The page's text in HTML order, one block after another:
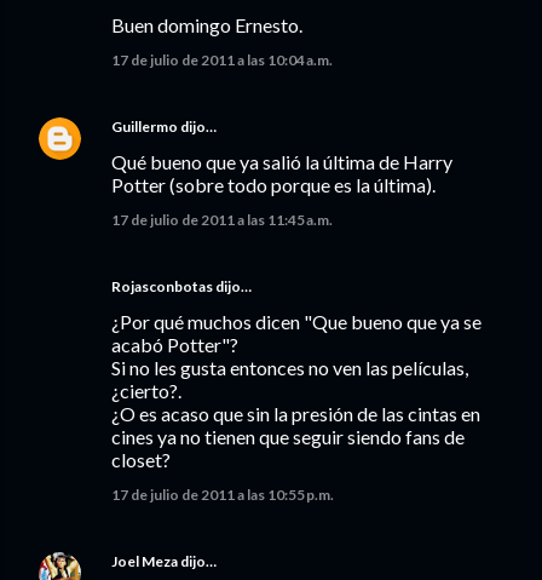
Buen domingo Ernesto.
17 de julio de 2011 a las 10:04 a.m.
Guillermo dijo…
Qué bueno que ya salió la última de Harry
Potter (sobre todo porque es la última).
17 de julio de 2011 a las 11:45 a.m.
Rojasconbotas dijo…
¿Por qué muchos dicen "Que bueno que ya se
acabó Potter"?
Si no les gusta entonces no ven las películas,
¿cierto?.
¿O es acaso que sin la presión de las cintas en
cines ya no tienen que seguir siendo fans de
closet?
17 de julio de 2011 a las 10:55 p.m.
Joel Meza dijo…